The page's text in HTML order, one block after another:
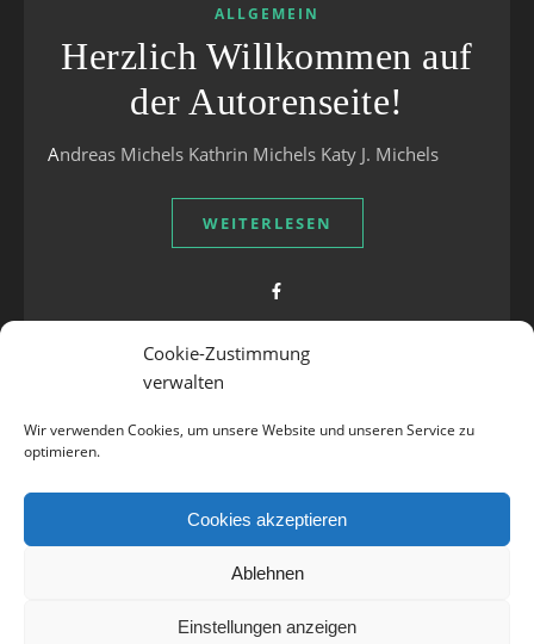
Cookie-Zustimmung
verwalten
Wir verwenden Cookies, um unsere Website und unseren Service zu
optimieren.
Cookies akzeptieren
Ablehnen
Einstellungen anzeigen
ALLGEMEIN
Herzlich Willkommen auf
der Autorenseite!
Andreas Michels Kathrin Michels Katy J. Michels
WEITERLESEN
Ashe Theme vonWP Royal